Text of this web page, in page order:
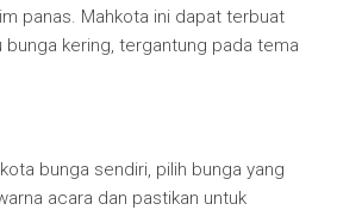
panas. Mahkota ini dapat terbuat
bunga kering, tergantung pada tema
bunga sendiri, pilih bunga yang
acara dan pastikan untuk